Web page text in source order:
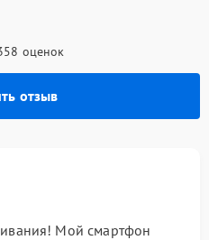
оценок
отзыв
Мой смартфон